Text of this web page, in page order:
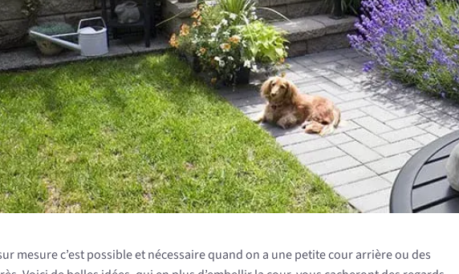
mesure c’est possible et nécessaire quand on a une petite cour arrière ou des